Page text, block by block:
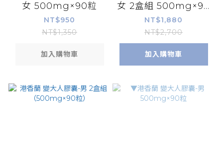
女 500mg×90粒
NT$950
NT$1,350
加入購物車
女 2盒組 500mg×90
粒
NT$1,880
NT$2,700
加入購物車